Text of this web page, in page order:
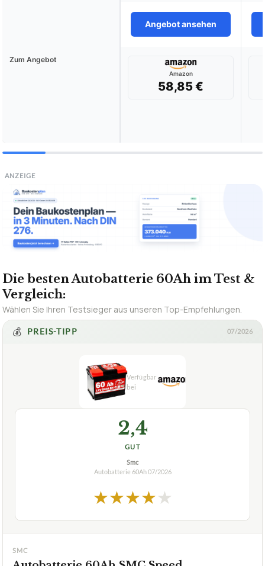
Angebot ansehen
Zum Angebot
Amazon
58,85 €
ANZEIGE
Die besten Autobatterie 60Ah im Test &
Vergleich:
Wählen Sie Ihren Testsieger aus unseren Top-Empfehlungen.
💰
PREIS-TIPP 07/2026
2,4
GUT
Smc
Autobatterie 60Ah07/2026
★★★★★
SMC